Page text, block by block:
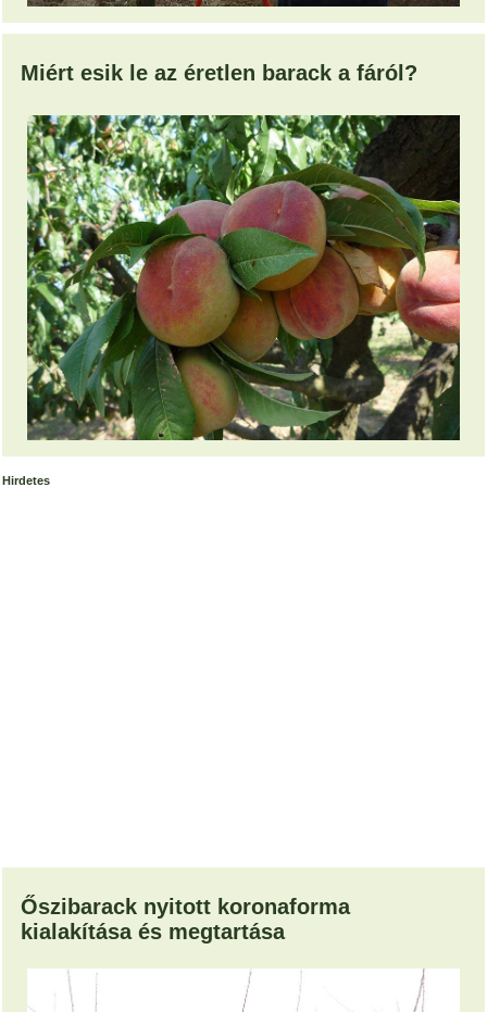
Miért esik le az éretlen barack a fáról?
Hirdetes
Őszibarack nyitott koronaforma
kialakítása és megtartása